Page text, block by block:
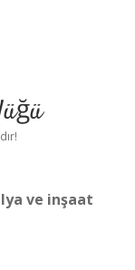
ve inşaat